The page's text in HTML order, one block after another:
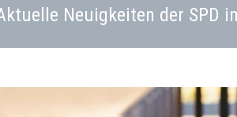
Neuigkeiten der SPD